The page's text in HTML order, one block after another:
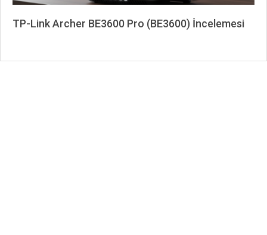
TP-Link Archer BE3600 Pro (BE3600) İncelemesi